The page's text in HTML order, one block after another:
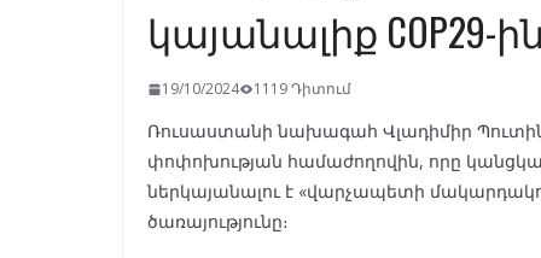
կայանալիք COP29-ին
19/10/2024 1119 Դիտում
Ռուսաստանի նախագահ Վլադիմիր Պուտինը
փոփոխության համաժողովին, որը
ներկայանալու է «վարչապետի
ծառայությունը։